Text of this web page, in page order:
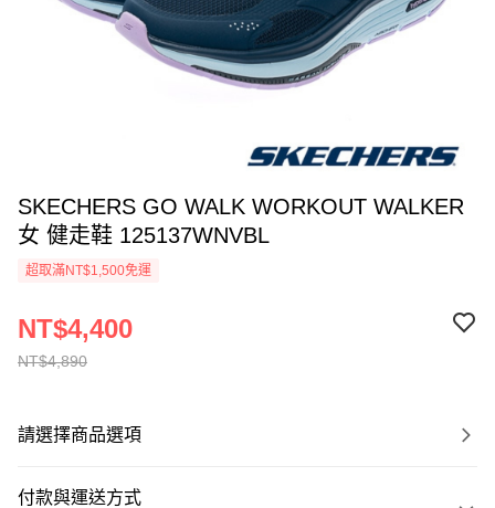
SKECHERS GO WALK WORKOUT WALKER
女 健走鞋 125137WNVBL
超取滿NT$1,500免運
NT$4,890
NT$4,400
請選擇商品選項
付款與運送方式